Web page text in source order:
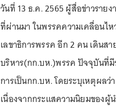
วันที่ 13 ธ.ค. 2565 ผู้สื่อข่าวราย
ที่ผ่านมา ในพรรคความเคลื่อนไ
เลขาธิการพรรค อีก 2 คน เดินส
บริหาร(กก.บห.)พรรค ปัจจุบันที่
การเป็นกก.บห. โดยระบุเหตุผล
เนื่องจากกระแสความนิยมของ